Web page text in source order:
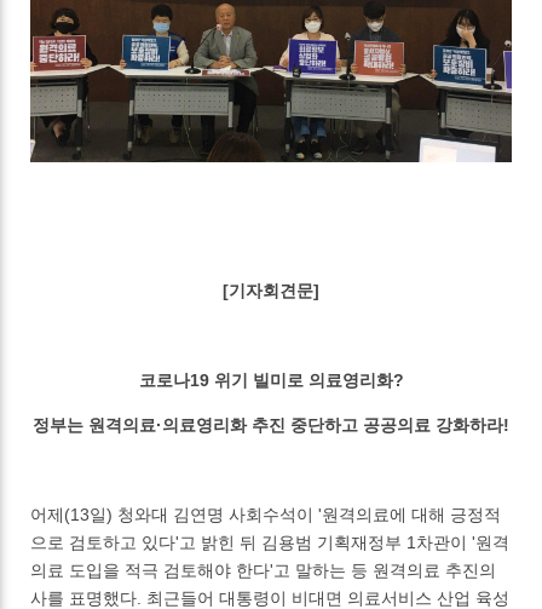
[기자회견문]
코로나19 위기 빌미로 의료영리화?
정부는 원격의료·의료영리화 추진 중단하고 공공의료 강화하라!
어제(13일) 청와대 김연명 사회수석이 '원격의료에 대해 긍정적
으로 검토하고 있다'고 밝힌 뒤 김용범 기획재정부 1차관이 '원격
의료 도입을 적극 검토해야 한다'고 말하는 등 원격의료 추진의
사를 표명했다. 최근들어 대통령이 비대면 의료서비스 산업 육성